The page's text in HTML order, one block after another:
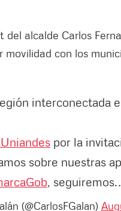
del alcalde Carlos
movilidad con los
interconectada
por la
sobre nuestras
,
(@CarlosFGalan)